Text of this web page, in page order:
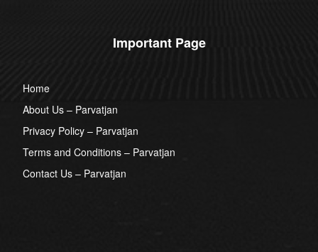
Important Page
Home
About Us – Parvatjan
Privacy Policy – Parvatjan
Terms and Conditions – Parvatjan
Contact Us – Parvatjan